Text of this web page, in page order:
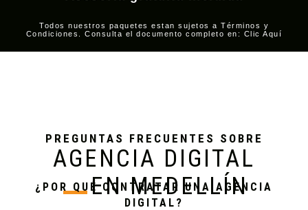
Todos nuestros paquetes estan sujetos a Términos y
Condiciones. Consulta el documento completo en: Clic Aquí
PREGUNTAS FRECUENTES SOBRE
AGENCIA DIGITAL
EN MEDELLÍN
¿POR QUÉ CONTRATAR UNA AGENCIA
DIGITAL?